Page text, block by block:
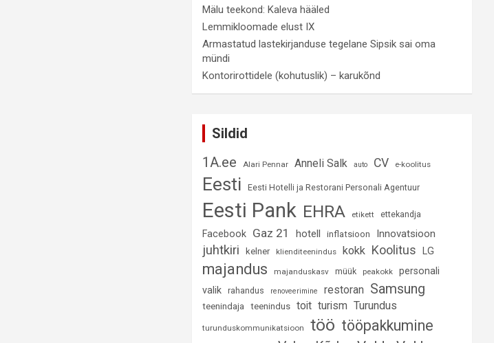
Mälu teekond: Kaleva hääled
Lemmikloomade elust IX
Armastatud lastekirjanduse tegelane Sipsik sai oma
mündi
Kontorirottidele (kohutuslik) – karukõnd
Sildid
1A.ee
Alari Pennar Anneli Salk auto CV e-koolitus
Eesti Eesti Hotelli ja Restorani Personali Agentuur
Eesti Pank EHRA etikett ettekandja
Facebook Gaz 21 hotell inflatsioon Innovatsioon
juhtkiri kelner klienditeenindus kokk Koolitus LG
majandus majanduskasv müük peakokk
personali
valik
rahandus renoveerimine restoran Samsung
teenindaja teenindus toit turism Turundus
turunduskommunikatsioon töö tööpakkumine